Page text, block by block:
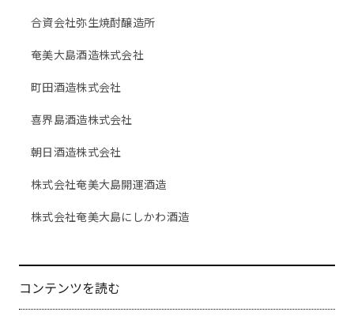
合資会社弥生焼酎醸造所
奄美大島酒造株式会社
町田酒造株式会社
喜界島酒造株式会社
朝日酒造株式会社
株式会社奄美大島開運酒造
株式会社奄美大島にしかわ酒造
コンテンツを読む